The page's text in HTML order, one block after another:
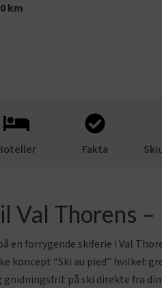
km
Fakta
Val Thorens
en forrygende skiferie i Val
koncept “Ski au pied” hvilket
på ski direkte fra